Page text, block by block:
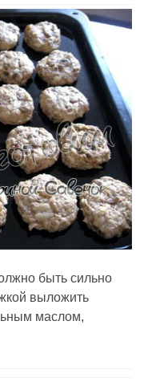
быть сильно
выложить
маслом,